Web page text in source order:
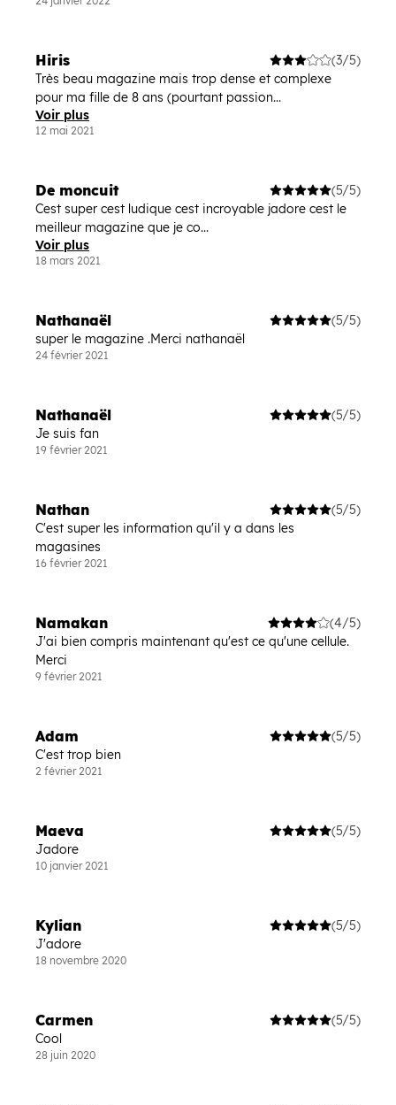
Hiris
(3/5)
Très beau magazine mais trop dense et complexe
pour ma fille de 8 ans (pourtant passion...
Voir plus
12 mai 2021
De moncuit
(5/5)
Cest super cest ludique cest incroyable jadore cest le
meilleur magazine que je co...
Voir plus
18 mars 2021
Nathanaël
(5/5)
super le magazine .Merci nathanaël
24 février 2021
Nathanaël
(5/5)
Je suis fan
19 février 2021
Nathan
(5/5)
C'est super les information qu'il y a dans les
magasines
16 février 2021
Namakan
(4/5)
J'ai bien compris maintenant qu'est ce qu'une cellule.
Merci
9 février 2021
Adam
(5/5)
C'est trop bien
2 février 2021
Maeva
(5/5)
Jadore
10 janvier 2021
Kylian
(5/5)
J'adore
18 novembre 2020
Carmen
(5/5)
Cool
28 juin 2020